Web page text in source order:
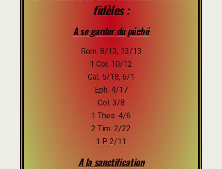
fidèles :
A se garder du péché
Rom. 8/13, 13/13
1 Cor. 10/12
Gal. 5/18, 6/1
Eph. 4/17
Col. 3/8
1 Thes. 4/6
2 Tim. 2/22
1 P. 2/11
A la sanctification